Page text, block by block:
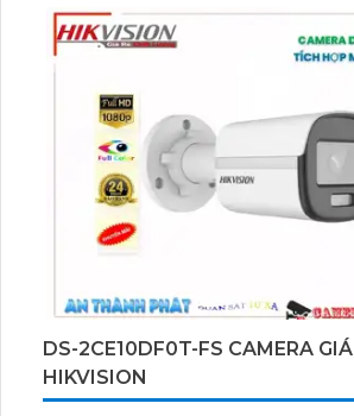
năng xem được ban đêm với hồng
nối qua IP Wifi, đây là một lựa chọn
cho các hệ thống giám sát lớn. Độ
2.0 MP, cùng tính năng hổ trợ thẻ
nhìn đêm chất lượng Hồng Ngoại
mang lại hình ảnh sắc nét và rõ ràng
kiện ánh sáng.
DS-2CE10DF0T-FS CAMERA GIÁ
HIKVISION